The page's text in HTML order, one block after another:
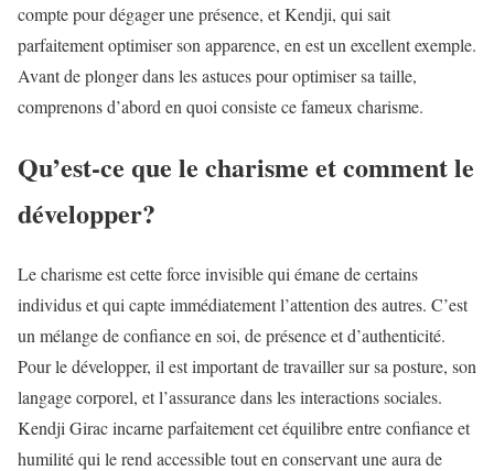
compte pour dégager une présence, et Kendji, qui sait
parfaitement optimiser son apparence, en est un excellent exemple.
Avant de plonger dans les astuces pour optimiser sa taille,
comprenons d’abord en quoi consiste ce fameux charisme.
Qu’est-ce que le charisme et comment le
développer?
Le charisme est cette force invisible qui émane de certains
individus et qui capte immédiatement l’attention des autres. C’est
un mélange de confiance en soi, de présence et d’authenticité.
Pour le développer, il est important de travailler sur sa posture, son
langage corporel, et l’assurance dans les interactions sociales.
Kendji Girac incarne parfaitement cet équilibre entre confiance et
humilité qui le rend accessible tout en conservant une aura de